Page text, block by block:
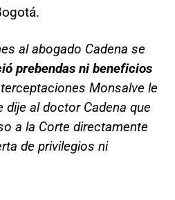
al abogado Cadena se
prebendas ni beneficios
Monsalve le
dije al doctor Cadena que
a la Corte directamente
de privilegios ni